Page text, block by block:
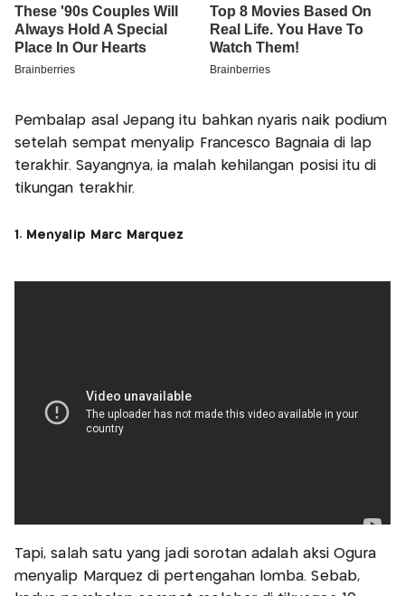
Pembalap asal Jepang itu bahkan nyaris naik podium
setelah sempat menyalip Francesco Bagnaia di lap
terakhir. Sayangnya, ia malah kehilangan posisi itu di
tikungan terakhir.
1. Menyalip Marc Marquez
Tapi, salah satu yang jadi sorotan adalah aksi Ogura
menyalip Marquez di pertengahan lomba. Sebab,